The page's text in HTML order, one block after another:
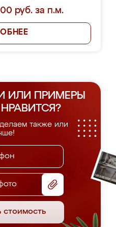
руб. за п.м.
ИЛИ ПРИМЕРЫ
НРАВИТСЯ?
также или
стоимость